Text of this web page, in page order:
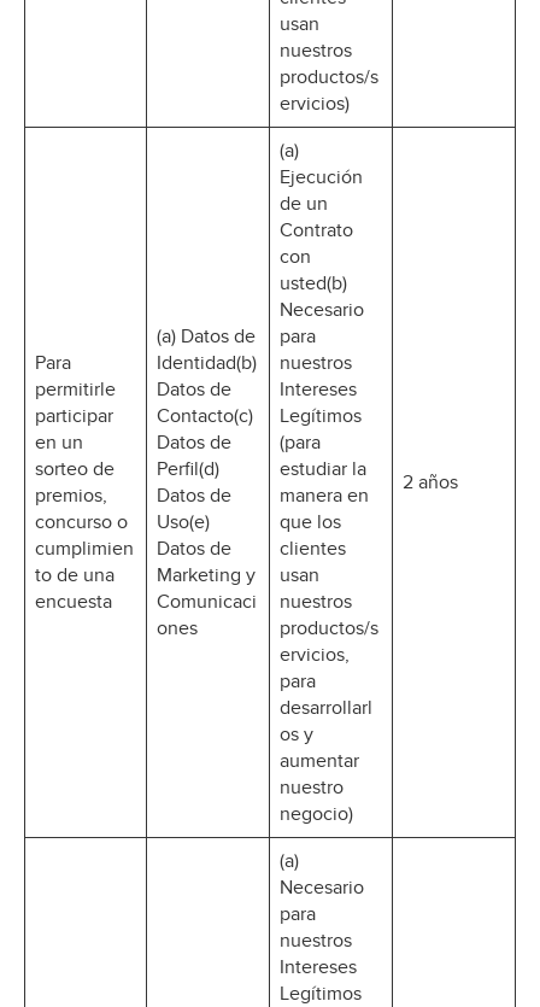
usan
nuestros
productos/s
ervicios)
Para
permitirle
participar
en un
sorteo de
premios,
concurso o
cumplimien
to de una
encuesta
(a) Datos de
Identidad(b)
Datos de
Contacto(c)
Datos de
Perfil(d)
Datos de
Uso(e)
Datos de
Marketing y
Comunicaci
ones
(a)
Ejecución
de un
Contrato
con
usted(b)
Necesario
para
nuestros
Intereses
Legítimos
(para
estudiar la
manera en
que los
clientes
usan
nuestros
productos/s
ervicios,
para
desarrollarl
os y
aumentar
nuestro
negocio)
2 años
(a)
Necesario
para
nuestros
Intereses
Legítimos